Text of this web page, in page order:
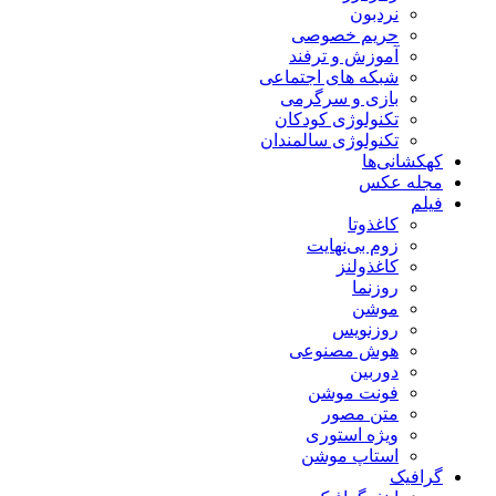
نردبون
حریم خصوصی
آموزش و ترفند
شبکه های اجتماعی
بازی و سرگرمی
تکنولوژی کودکان
تکنولوژی سالمندان
کهکشانی‌ها
مجله عکس
فیلم
کاغذوتا
زوم بی‌نهایت
کاغذولنز
روزنما
موشن
روزنویس
هوش مصنوعی
دوربین
فونت موشن
متن مصور
ویژه استوری
استاپ موشن
گرافیک